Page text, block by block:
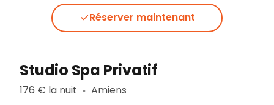
Réserver maintenant
Studio Spa Privatif
176 € la nuit ▪︎ Amiens